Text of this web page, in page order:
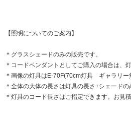
【照明についてのご案内】
＊グラスシェードのみの販売です。
＊コードペンダントとしてご購入の場合は、
＊画像の灯具はE-70F(70cm灯具 ギャラリー
＊全体の大体の長さは灯具の長さ+シェードの
＊灯具のコード長さはご指定できます。お見